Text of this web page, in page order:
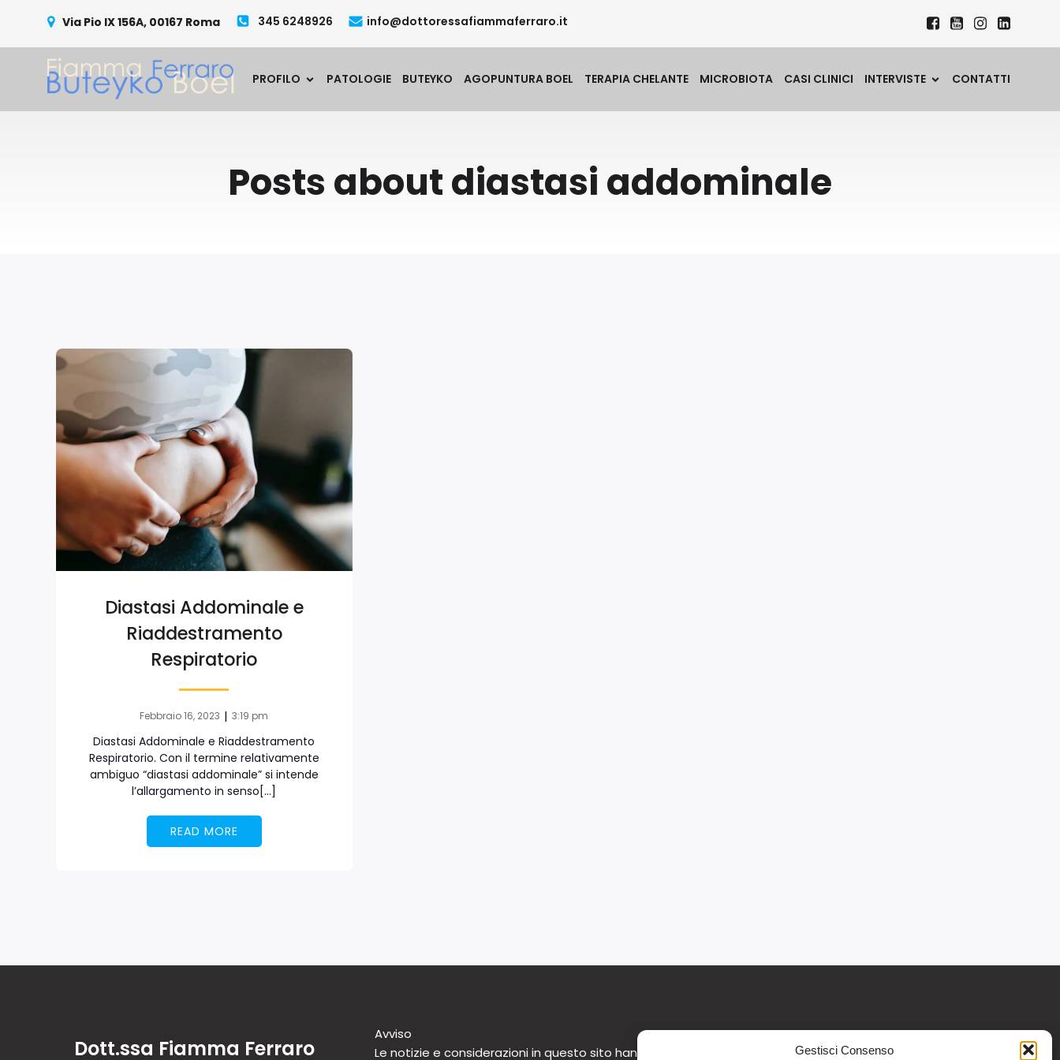
Gestisci Consenso
Via Pio IX 156A, 00167 Roma 345 6248926 info@dottoressafiammaferraro.it
PROFILO PATOLOGIE BUTEYKO AGOPUNTURA BOEL TERAPIA CHELANTE MICROBIOTA CASI CLINICI INTERVISTE CONTATTI
Posts about diastasi addominale
Diastasi Addominale e
Riaddestramento
Respiratorio
Febbraio 16, 2023 | 3:19 pm
Diastasi Addominale e Riaddestramento
Respiratorio. Con il termine relativamente
ambiguo “diastasi addominale” si intende
l’allargamento in senso[…]
READ MORE
Dott.ssa Fiamma Ferraro
Avviso
Le notizie e considerazioni in questo sito hanno carattere informativo generale e non intendono in